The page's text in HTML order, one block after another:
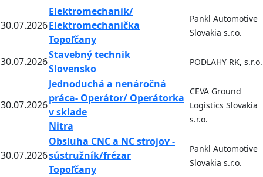
30.07.2026
Elektromechanik/
Elektromechanička
Topoľčany
Pankl Automotive
Slovakia s.r.o.
30.07.2026
Stavebný technik
Slovensko
PODLAHY RK, s.r.o.
30.07.2026
Jednoduchá a nenáročná
práca- Operátor/ Operátorka
v sklade
Nitra
CEVA Ground
Logistics Slovakia
s.r.o.
30.07.2026
Obsluha CNC a NC strojov -
sústružník/frézar
Topoľčany
Pankl Automotive
Slovakia s.r.o.